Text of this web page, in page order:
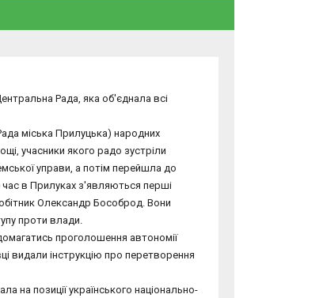
Рада, яка об'єднала всі
міська Прилуцька) народних
учасники якого радо зустріли
управи, а потім перейшла до
час в Прилуках з'являються перші
Олександр Бособрод. Вони
проти влади.
проголошення автономії
видали інструкцію про перетворення
на позиції українського національно-